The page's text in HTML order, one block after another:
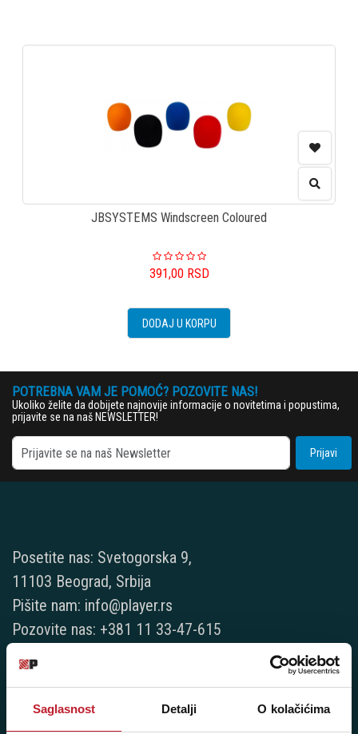
Saglasnost Detalji O kolačićima
JBSYSTEMS Windscreen Coloured
391,00 RSD
DODAJ U KORPU
POTREBNA VAM JE POMOĆ? POZOVITE NAS!
Ukoliko želite da dobijete najnovije informacije o novitetima i popustima,
prijavite se na naš NEWSLETTER!
Prijavi
Posetite nas: Svetogorska 9,
11103 Beograd, Srbija
Pišite nam: info@player.rs
Pozovite nas: +381 11 33-47-615
060/6470116